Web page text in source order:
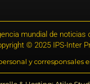
mundial de
© 2025 IPS-Inter
y corresponsales